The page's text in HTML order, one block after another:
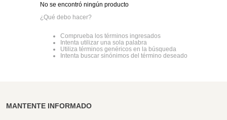
No se encontró ningún producto
¿Qué debo hacer?
Comprueba los términos ingresados
Intenta utilizar una sola palabra
Utiliza términos genéricos en la búsqueda
Intenta buscar sinónimos del término deseado
MANTENTE INFORMADO